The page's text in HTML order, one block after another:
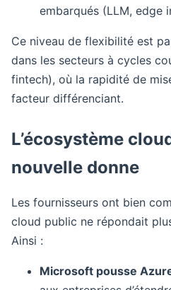
embarqués (LLM, edge
Ce niveau de flexibilité est
dans les secteurs à cycles
fintech), où la rapidité de
facteur différenciant.
L’écosystème
nouvelle donne
Les fournisseurs ont bien
cloud public ne répondait
Ainsi :
Microsoft pousse